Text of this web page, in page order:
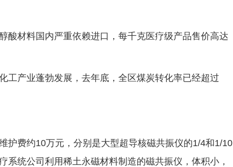
酸材料国内严重依赖进口，每千克医疗级产品售价高达
工产业蓬勃发展，去年底，全区煤炭转化率已经超过
护费约10万元，分别是大型超导核磁共振仪的1/4和1/10
系统公司利用稀土永磁材料制造的磁共振仪，体积小，